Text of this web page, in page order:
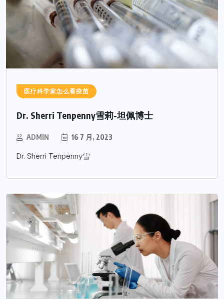
医疗科学家怎么看疫苗
Dr. Sherri Tenpenny雪莉-坦佩博士
ADMIN 16 7 月, 2023
Dr. Sherri Tenpenny雪